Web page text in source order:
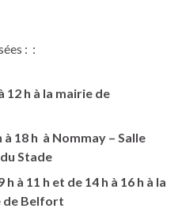
: :
12 h à la mairie de
à 18 h à Nommay – Salle
du Stade
à 11 h et de 14 h à 16 h à la
de Belfort